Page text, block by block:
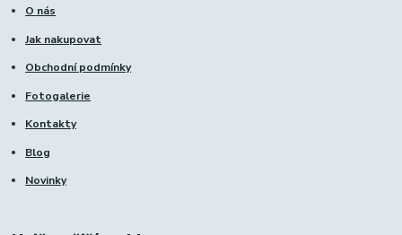
O nás
Jak nakupovat
Obchodní podmínky
Fotogalerie
Kontakty
Blog
Novinky